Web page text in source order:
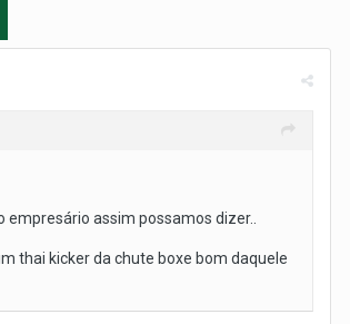
assim possamos dizer..
thai kicker da chute boxe bom daquele